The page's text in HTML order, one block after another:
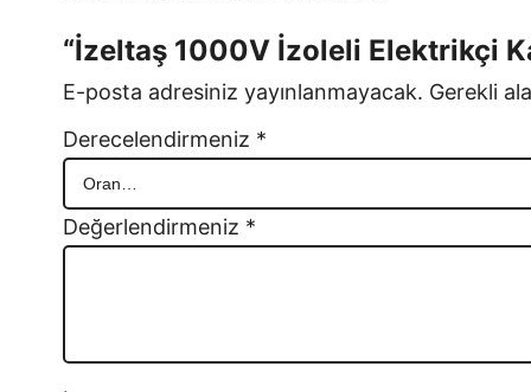
“İzeltaş 1000V İzoleli Elektrikçi
E-posta adresiniz yayınlanmayacak. Gerekli
Derecelendirmeniz *
Değerlendirmeniz *